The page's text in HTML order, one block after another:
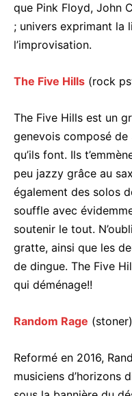
que Pink Floyd, John
; univers exprimant la
l’improvisation.
The Five Hills (rock
The Five Hills est un
genevois composé de
qu’ils font. Ils
peu jazzy grâce au
également des solos
souffle avec
soutenir le tout.
gratte, ainsi que les
de dingue. The Five
qui déménage!!
Random Rage (stoner)
Reformé en 2016,
musiciens d’horizons